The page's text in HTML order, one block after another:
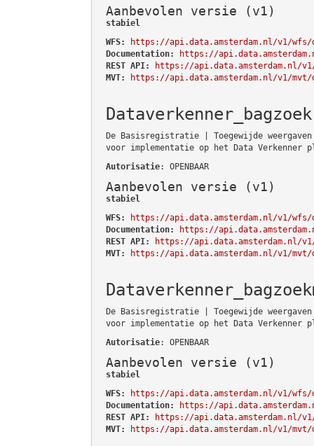
Aanbevolen versie (v1)
stabiel
WFS:
https://api.data.amsterdam.nl/v1/wfs/
Documentation:
https://
REST API:
https://api.data.amsterdam.nl/v1/
MVT:
https://api.data.amsterdam.nl/v1/mvt/
Dataverkenner_bagzoek
De Basisregistratie | Toegewijde
voor implementatie op het Data Verkenner
Autorisatie: OPENBAAR
Aanbevolen versie (v1)
stabiel
WFS:
https://api.data.amsterdam.nl/v1/wfs/
Documentation:
https://
REST API:
https://api.data.amsterdam.nl/
MVT:
https://api.data.amsterdam.nl/v1/mvt/
De Basisregistratie | Toegewijde
voor implementatie op het Data Verkenner
Autorisatie: OPENBAAR
Aanbevolen versie (v1)
stabiel
WFS:
https://api.data.amsterdam.nl/v1/wfs/
Documentation:
https://
REST API:
https://api.data.amsterdam.nl/v1/
MVT:
https://api.data.amsterdam.nl/v1/mvt/